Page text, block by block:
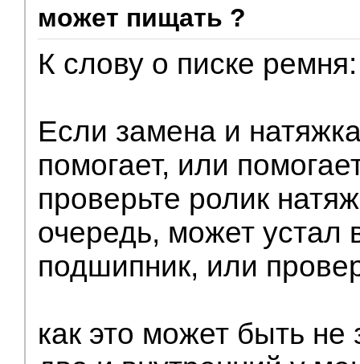
может пищать ?
К слову о писке ремня:
Если замена и
помогает, или
проверьте ролик
очередь, может устал
подшипник, или
как это может быть